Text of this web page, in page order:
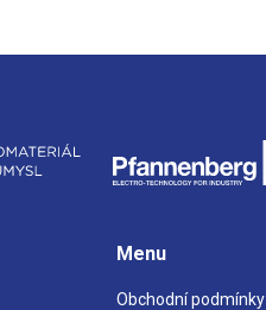
Menu
Obchodní podmínky